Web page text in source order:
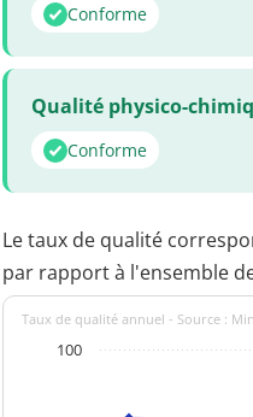
Conforme
Qualité physico-
Conforme
Le taux de qualité
par rapport à l'ensemble
Taux de qualité annuel - Source :
100